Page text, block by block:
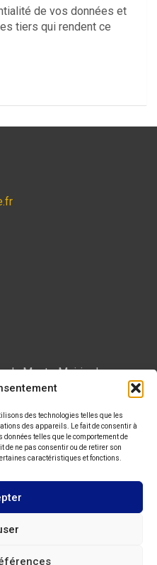
des technologies telles que les
des appareils. Le fait de consentir à
telles que le comportement de
de ne pas consentir ou de retirer son
caractéristiques et fonctions.
de vos données et
tiers qui rendent ce
du Mont - Mairie de
63000 Clermont-Ferrand
URAL FRANCE